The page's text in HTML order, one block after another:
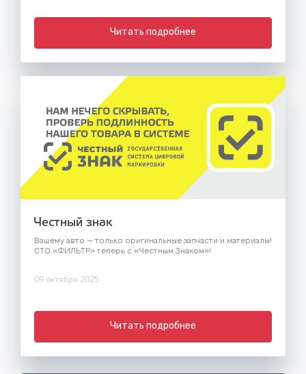
Читать подробнее
Честный знак
Вашему авто — только оригинальные запчасти и материалы!
СТО «ФИЛЬТР» теперь с «Честным Знаком»!
09 октября 2025
Читать подробнее